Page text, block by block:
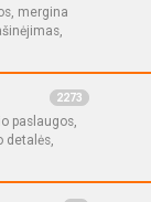
mergina
2273
paslaugos,
detalės,